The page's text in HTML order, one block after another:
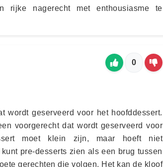
rijke nagerecht met enthousiasme te
0
wordt geserveerd voor het hoofddessert.
voorgerecht dat wordt geserveerd voor
moet klein zijn, maar hoeft niet
pre-desserts zien als een brug tussen
gerechten die volgen. Het kan de kloof